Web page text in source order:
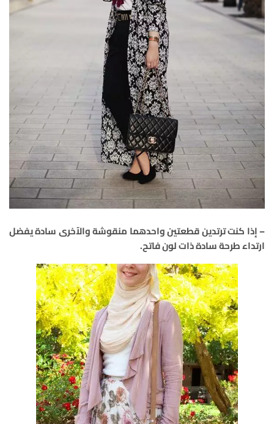
– إذا كنت ترتدين قطعتين واحدهما منقوشة والآخرى سادة يفضل
ارتداء طرحة سادة ذات لون فاتح.